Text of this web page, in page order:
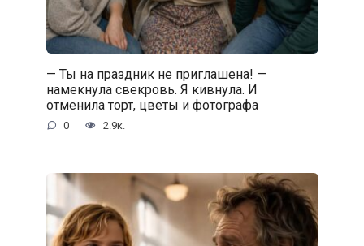
— Ты на праздник не приглашена! —
намекнула свекровь. Я кивнула. И
отменила торт, цветы и фотографа
0 2.9к.